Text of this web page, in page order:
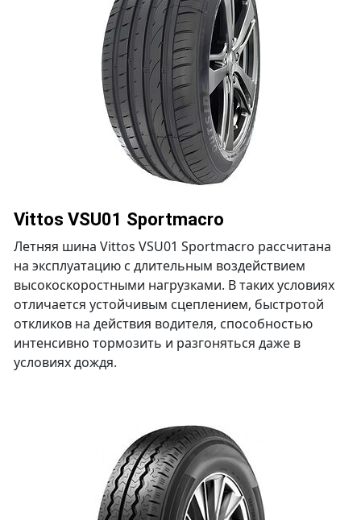
Vittos VSU01 Sportmacro
Летняя шина Vittos VSU01 Sportmacro рассчитана
на эксплуатацию с длительным воздействием
высокоскоростными нагрузками. В таких условиях
отличается устойчивым сцеплением, быстротой
откликов на действия водителя, способностью
интенсивно тормозить и разгоняться даже в
условиях дождя.